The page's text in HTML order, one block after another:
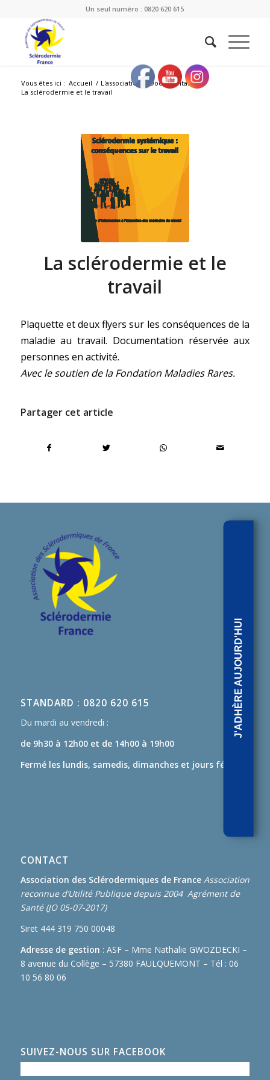
Un seul numéro : 0820 620 615
Vous êtes ici : Accueil / L'association / Documentation /
La sclérodermie et le travail
La sclérodermie et le
travail
Plaquette et deux flyers sur les conséquences de la
maladie au travail. Documentation réservée aux
personnes en activité.
Avec le soutien de la Fondation Maladies Rares.
Partager cet article
STANDARD : 0820 620 615
Du mardi au vendredi :
de 9h30 à 12h00 et de 14h00 à 19h00
Fermé les lundis, samedis, dimanches et jours fériés.
CONTACT
Association des Sclérodermiques de France Association
reconnue d’Utilité Publique depuis 2004 Agrément de
Santé (JO 05-07-2017)
Siret 444 319 750 00048
Adresse de gestion : ASF – Mme Nathalie GWOZDECKI –
8 avenue du Collège – 57380 FAULQUEMONT – Tél : 06
10 56 80 06
SUIVEZ-NOUS SUR FACEBOOK
J'ADHÈRE AUJOURD'HUI